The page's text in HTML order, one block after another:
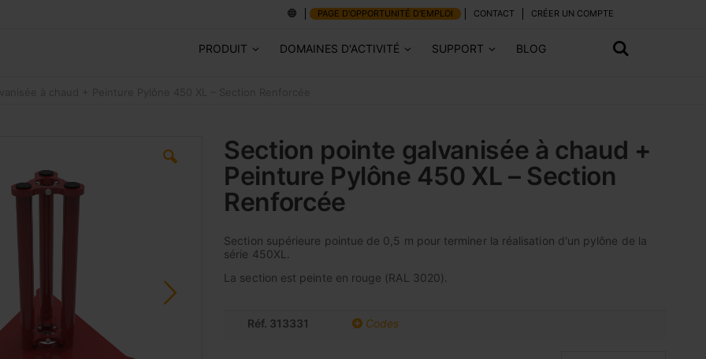
PAGE D'OPPORTUNITÉ D'EMPLOI CONTACT CRÉER UN COMPTE
PRODUIT DOMAINES D'ACTIVITÉ SUPPORT BLOG
Section pointe galvanisée à chaud +
Peinture Pylône 450 XL – Section
Renforcée
Section supérieure pointue de 0,5 m pour terminer la réalisation d'un pylône de la
série 450XL.
La section est peinte en rouge (RAL 3020).
Réf. 313331 Codes